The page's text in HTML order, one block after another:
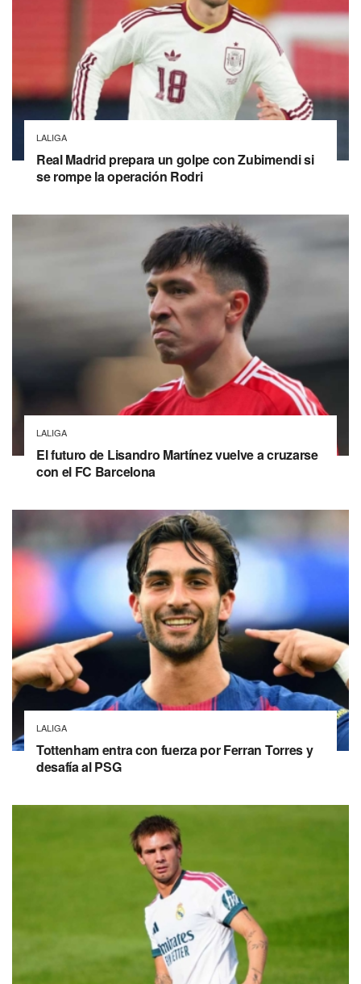
LALIGA
Real Madrid prepara un golpe con Zubimendi si
se rompe la operación Rodri
LALIGA
El futuro de Lisandro Martínez vuelve a cruzarse
con el FC Barcelona
LALIGA
Tottenham entra con fuerza por Ferran Torres y
desafía al PSG